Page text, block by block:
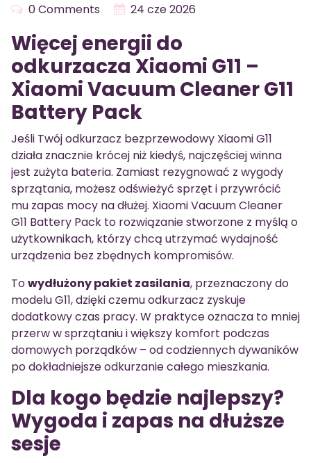
0 Comments 24 cze 2026
Więcej energii do
odkurzacza Xiaomi G11 –
Xiaomi Vacuum Cleaner G11
Battery Pack
Jeśli Twój odkurzacz bezprzewodowy Xiaomi G11
działa znacznie krócej niż kiedyś, najczęściej winna
jest zużyta bateria. Zamiast rezygnować z wygody
sprzątania, możesz odświeżyć sprzęt i przywrócić
mu zapas mocy na dłużej. Xiaomi Vacuum Cleaner
G11 Battery Pack to rozwiązanie stworzone z myślą o
użytkownikach, którzy chcą utrzymać wydajność
urządzenia bez zbędnych kompromisów.
Towydłużony pakiet zasilania, przeznaczony do
modelu G11, dzięki czemu odkurzacz zyskuje
dodatkowy czas pracy. W praktyce oznacza to mniej
przerw w sprzątaniu i większy komfort podczas
domowych porządków – od codziennych dywaników
po dokładniejsze odkurzanie całego mieszkania.
Dla kogo będzie najlepszy?
Wygoda i zapas na dłuższe
sesje